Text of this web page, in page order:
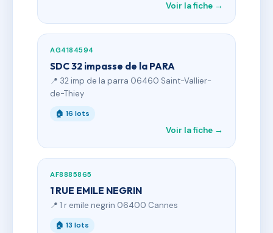
Voir la fiche →
AG4184594
SDC 32 impasse de la PARA
📍 32 imp de la parra 06460 Saint-Vallier-
de-Thiey
🏠 16 lots
Voir la fiche →
AF8885865
1 RUE EMILE NEGRIN
📍 1 r emile negrin 06400 Cannes
🏠 13 lots